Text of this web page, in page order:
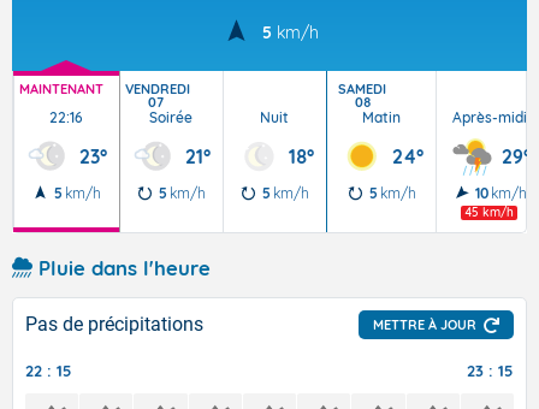
5 km/h
MAINTENANT
22:16
23°
5 km/h
VENDREDI
07
Soirée
21°
5 km/h
Nuit
18°
5 km/h
SAMEDI
08
Matin
24°
5 km/h
Après-midi
29°
10 km/h
45 km/h
Pluie dans l'heure
Pas de précipitations METTRE À JOUR
22 : 15 23 : 15